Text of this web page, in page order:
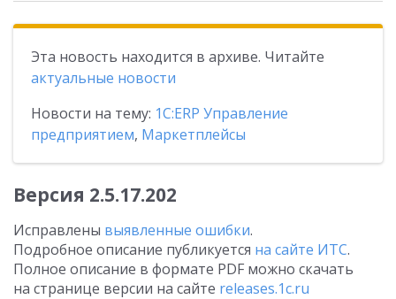
Эта новость находится в архиве. Читайте
актуальные новости
Новости на тему: 1С:ERP Управление
предприятием, Маркетплейсы
Версия 2.5.17.202
Исправлены выявленные ошибки.
Подробное описание публикуется на сайте ИТС.
Полное описание в формате PDF можно скачать
на странице версии на сайте releases.1c.ru